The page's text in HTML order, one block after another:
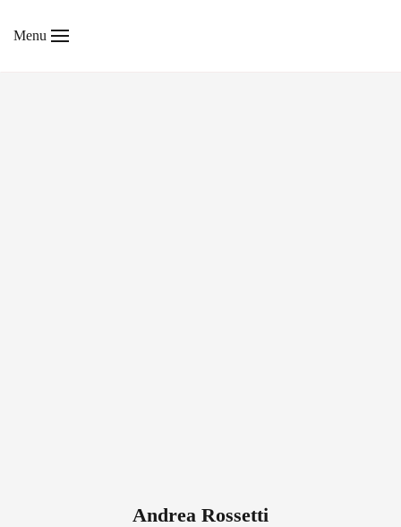
Menu
Andrea Rossetti